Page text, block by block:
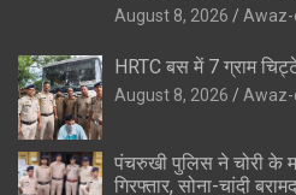
August 8, 2026 Awaz-
HRTC बस में 7 ग्राम
August 8, 2026 Awaz-
पंचरुखी पुलिस ने चोरी के
गिरफ्तार, सोना-चांदी बरामद